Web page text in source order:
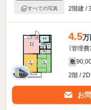
すべての写真
2階建 /
4.5万
（管理
敷
2階 /
お